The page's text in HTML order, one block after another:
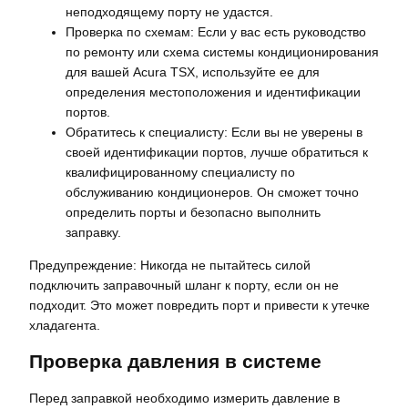
неподходящему порту не удастся.
Проверка по схемам: Если у вас есть руководство
по ремонту или схема системы кондиционирования
для вашей Acura TSX, используйте ее для
определения местоположения и идентификации
портов.
Обратитесь к специалисту: Если вы не уверены в
своей идентификации портов, лучше обратиться к
квалифицированному специалисту по
обслуживанию кондиционеров. Он сможет точно
определить порты и безопасно выполнить
заправку.
Предупреждение: Никогда не пытайтесь силой
подключить заправочный шланг к порту, если он не
подходит. Это может повредить порт и привести к утечке
хладагента.
Проверка давления в системе
Перед заправкой необходимо измерить давление в